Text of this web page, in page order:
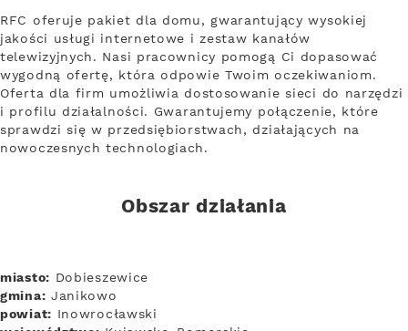
RFC oferuje pakiet dla domu, gwarantujący wysokiej
jakości usługi internetowe i zestaw kanałów
telewizyjnych. Nasi pracownicy pomogą Ci dopasować
wygodną ofertę, która odpowie Twoim oczekiwaniom.
Oferta dla firm umożliwia dostosowanie sieci do narzędzi
i profilu działalności. Gwarantujemy połączenie, które
sprawdzi się w przedsiębiorstwach, działających na
nowoczesnych technologiach.
Obszar działania
miasto: Dobieszewice
gmina: Janikowo
powiat: Inowrocławski